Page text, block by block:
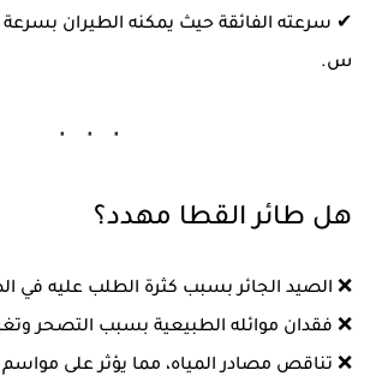
✔ سرعته الفائقة حيث يمكنه الطيران
س.
هل طائر القطا مهدد؟
❌ الصيد الجائر بسبب كثرة الطلب عليه في
❌ فقدان موائله الطبيعية بسبب التصحر
❌ تناقص مصادر المياه، مما يؤثر على